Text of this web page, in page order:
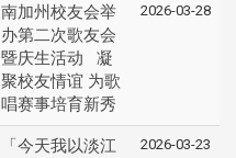
南加州校友会举
办第二次歌友会
暨庆生活动 凝
聚校友情谊 为歌
唱赛事培育新秀
2026-03-28
「今天我以淡江
2026-03-23